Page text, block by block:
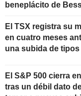
beneplácito de
El TSX registra su
en cuatro meses
una subida de tipos
El S&P 500 cierra
tras un débil dato